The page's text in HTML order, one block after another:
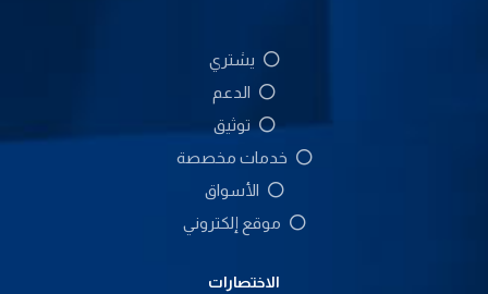
يشتري
الدعم
توثيق
خدمات مخصصة
الأسواق
موقع إلكتروني
الاختصارات